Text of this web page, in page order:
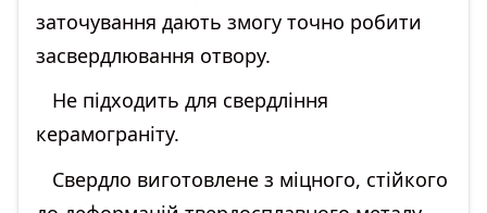
заточування дають змогу точно робити
засвердлювання отвору.
Не підходить для свердління
керамограніту.
Свердло виготовлене з міцного, стійкого